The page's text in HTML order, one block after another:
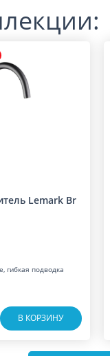
Lemark Br
гибкая подводка
В КОРЗИНУ